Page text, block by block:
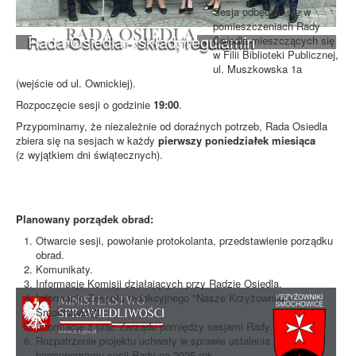
Rada Osiedla - skład, regulamin
Sesja odbędzie się w
pomieszczeniach Rady
Osiedla mieszczących się
w Filii Biblioteki Publicznej,
ul. Muszkowska 1a
(wejście od ul. Ownickiej).
Rozpoczęcie sesji o godzinie 19:00.
Przypominamy, że niezależnie od doraźnych potrzeb, Rada Osiedla
zbiera się na sesjach w każdy pierwszy poniedziałek miesiąca
(z wyjątkiem dni świątecznych).
Planowany porządek obrad:
Otwarcie sesji, powołanie protokolanta, przedstawienie porządku
obrad.
Komunikaty.
Informacje Komisji działających przy Radzie Osiedla.
Informacje Zespołu redakcyjnego "Nasze Krzyżowniki -
Smochowice".
Informacje z prac Zarządu pomiędzy sesjami Rady.
Rozpatrzenie projektu uchwały w sprawie ustalenia